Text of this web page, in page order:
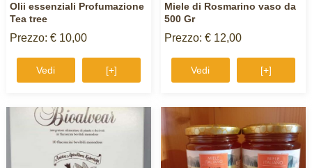
Olii essenziali Profumazione
Tea tree
Prezzo: € 10,00
Vedi [+]
Miele di Rosmarino vaso da
500 Gr
Prezzo: € 12,00
Vedi [+]